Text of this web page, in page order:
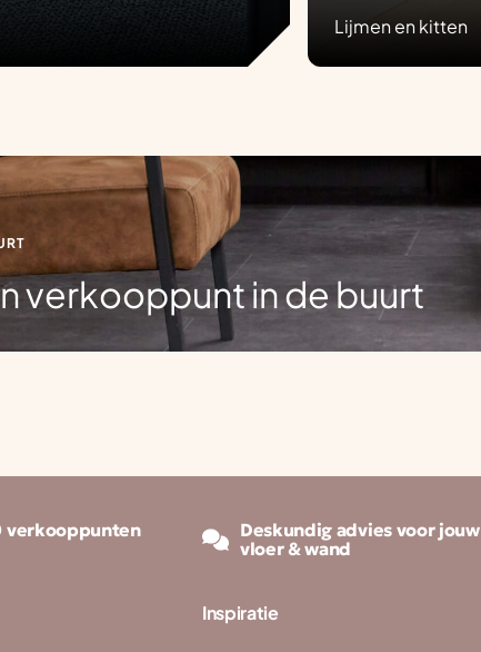
Lijmen en kitten
verkooppunt in de buurt
verkooppunten
Deskundig advies voor jouw
vloer & wand
Inspiratie